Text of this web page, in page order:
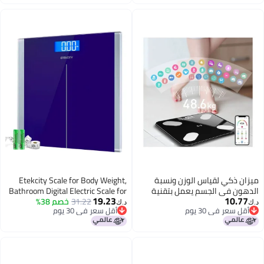
ميزان ذكي لقياس الوزن ونسبة
الدهون في الجسم يعمل بتقنية
29.50 x 5سم
د.ك‏10.77
أقل سعر في 30 يوم
أقل سعر في 30 يوم
Etekcity Scale for Body Weight,
Bathroom Digital Electric Scale for
People, Measures Weight up to
400 lbs, Blue
د.ك‏19.23
31.22خصم 38%
أقل سعر في 30 يوم
أقل سعر في 30 يوم